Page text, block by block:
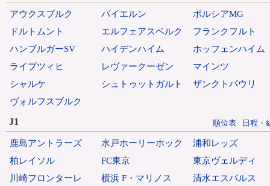
アウクスブルク バイエルン
ボルシアMG
ドルトムント
エルフェアスベルク
フランクフルト
ハンブルガーSV
ハイデンハイム
ホッフェンハイム
ライプツィヒ
レヴァークーゼン
マインツ
シャルケ
シュトゥットガルト
ザンクトパウリ
ヴォルフスブルク
J1 順位表 日程・
鹿島アントラーズ 水戸ホーリーホック
浦和レッズ
柏レイソル
FC東京
東京ヴェルディ
川崎フロンターレ
横浜 F・マリノス
清水エスパルス